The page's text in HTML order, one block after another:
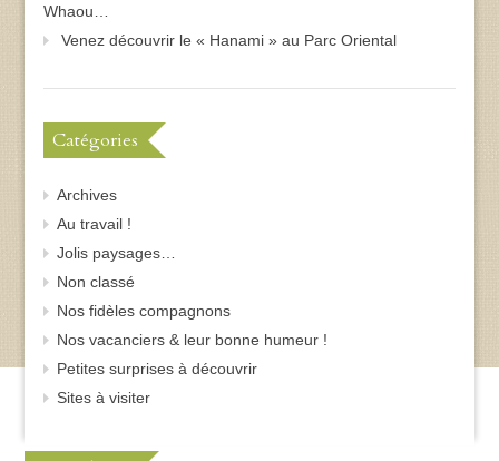
Whaou…
Venez découvrir le « Hanami » au Parc Oriental
Catégories
Archives
Au travail !
Jolis paysages…
Non classé
Nos fidèles compagnons
Nos vacanciers & leur bonne humeur !
Petites surprises à découvrir
Sites à visiter